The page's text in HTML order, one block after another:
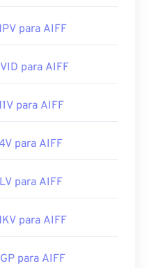
para AIFF
para AIFF
para AIFF
para AIFF
para AIFF
para AIFF
para AIFF